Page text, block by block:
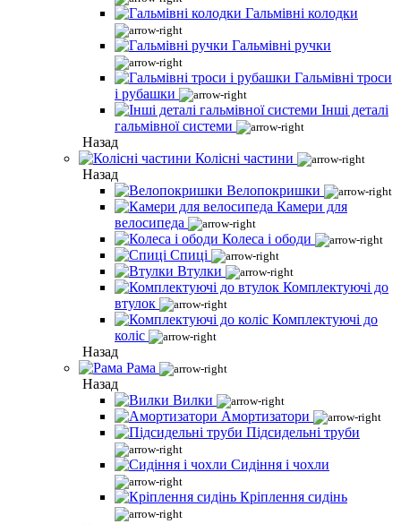
Гальмівні колодки
Гальмівні ручки
Гальмівні троси
і рубашки
Інші деталі
гальмівної системи
Назад
Колісні частини
Назад
Велопокришки
Камери для
велосипеда
Колеса і ободи
Спиці
Втулки
Комплектуючі до
втулок
Комплектуючі до
коліс
Назад
Рама
Назад
Вилки
Амортизатори
Підсидельні труби
Сидіння і чохли
Кріплення сидінь